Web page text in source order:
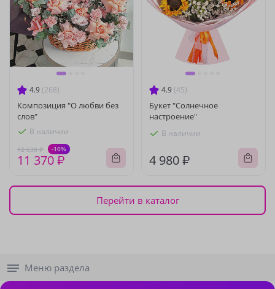
4.9 (268)
Композиция "О любви без
слов"
В наличии
12 630 ₽ -10%
11 370 ₽
4.9 (45)
Букет "Солнечное
настроение"
В наличии
4 980 ₽
Перейти в каталог
Меню раздела